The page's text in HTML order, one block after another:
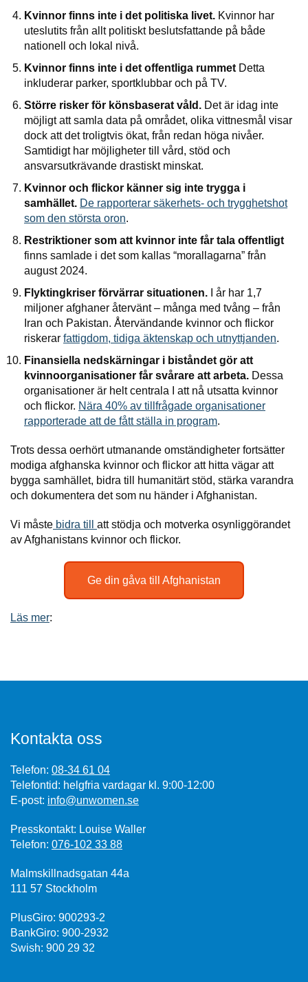
Kvinnor finns inte i det politiska livet. Kvinnor har
uteslutits från allt politiskt beslutsfattande på både
nationell och lokal nivå.
Kvinnor finns inte i det offentliga rummet Detta
inkluderar parker, sportklubbar och på TV.
Större risker för könsbaserat våld. Det är idag inte
möjligt att samla data på området, olika vittnesmål visar
dock att det troligtvis ökat, från redan höga nivåer.
Samtidigt har möjligheter till vård, stöd och
ansvarsutkrävande drastiskt minskat.
Kvinnor och flickor känner sig inte trygga i
samhället. De rapporterar säkerhets- och trygghetshot
som den största oron.
Restriktioner som att kvinnor inte får tala offentligt
finns samlade i det som kallas “morallagarna” från
august 2024.
Flyktingkriser förvärrar situationen.
I år har 1,7
miljoner afghaner återvänt – många med tvång – från
Iran och Pakistan. Återvändande kvinnor och flickor
riskerar fattigdom, tidiga äktenskap och utnyttjanden.
Finansiella nedskärningar i biståndet gör att
kvinnoorganisationer får svårare att arbeta. Dessa
organisationer är helt centrala I att nå utsatta kvinnor
och flickor. Nära 40% av tillfrågade organisationer
rapporterade att de fått ställa in program.
Trots dessa oerhört utmanande omständigheter fortsätter
modiga afghanska kvinnor och flickor att hitta vägar att
bygga samhället, bidra till humanitärt stöd, stärka varandra
och dokumentera det som nu händer i Afghanistan.
Vi måste bidra till att stödja och motverka osynliggörandet
av Afghanistans kvinnor och flickor.
Ge din gåva till Afghanistan
Läs mer:
Kontakta oss
Telefon: 08-34 61 04
Telefontid: helgfria vardagar kl. 9:00-12:00
E-post: info@unwomen.se
Presskontakt: Louise Waller
Telefon: 076-102 33 88
Malmskillnadsgatan 44a
111 57 Stockholm
PlusGiro: 900293-2
BankGiro: 900-2932
Swish: 900 29 32